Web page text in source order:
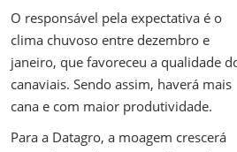
O responsável pela expectativa é o
clima chuvoso entre dezembro e
janeiro, que favoreceu a qualidade
canaviais. Sendo assim, haverá mais
cana e com maior produtividade.
Para a Datagro, a moagem crescerá